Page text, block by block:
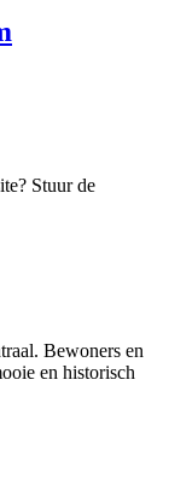
Stuur de
Bewoners en
en historisch